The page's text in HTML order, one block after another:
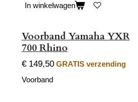
In winkelwagen
Voorband Yamaha YXR
700 Rhino
€ 149,50 GRATIS verzending
Voorband